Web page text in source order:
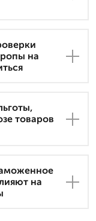
на
товаров
на